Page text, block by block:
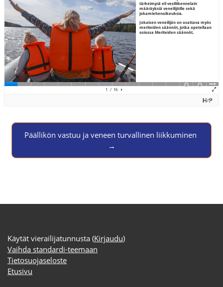
Jump to activity
Päällikön vastuu ja veneen turvallinen liikkuminen
→
Käytät vierailijatunnusta (Kirjaudu)
Vaihda standardi-teemaan
Tietosuojaseloste
Etusivu